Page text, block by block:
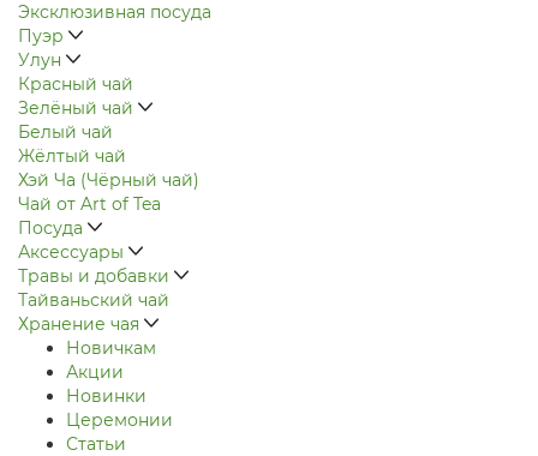
Эксклюзивная посуда
Пуэр
Улун
Красный чай
Зелёный чай
Белый чай
Жёлтый чай
Хэй Ча (Чёрный чай)
Чай от Art of Tea
Посуда
Аксессуары
Травы и добавки
Тайваньский чай
Хранение чая
Новичкам
Акции
Новинки
Церемонии
Статьи